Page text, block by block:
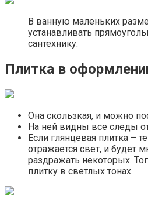
В ванную маленьких
устанавливать
сантехнику.
Плитка в
Она скользкая, и можно
На ней видны все следы
Если глянцевая плитка –
отражается свет, и будет
раздражать некоторых.
плитку в светлых тонах.